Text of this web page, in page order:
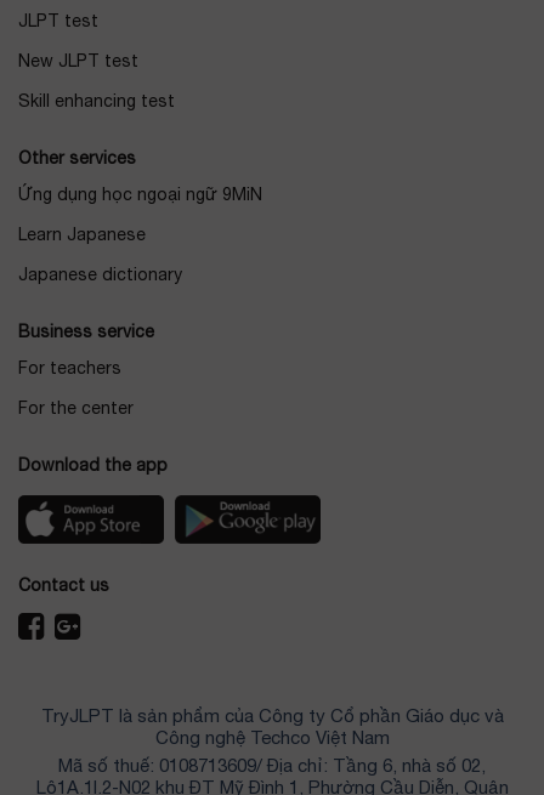
JLPT test
New JLPT test
Skill enhancing test
Other services
Ứng dụng học ngoại ngữ 9MiN
Learn Japanese
Japanese dictionary
Business service
For teachers
For the center
Download the app
Contact us
TryJLPT là sản phẩm của Công ty Cổ phần Giáo dục và
Công nghệ Techco Việt Nam
Mã số thuế: 0108713609/ Địa chỉ: Tầng 6, nhà số 02,
Lô1A.1I.2-N02 khu ĐT Mỹ Đình 1, Phường Cầu Diễn, Quận